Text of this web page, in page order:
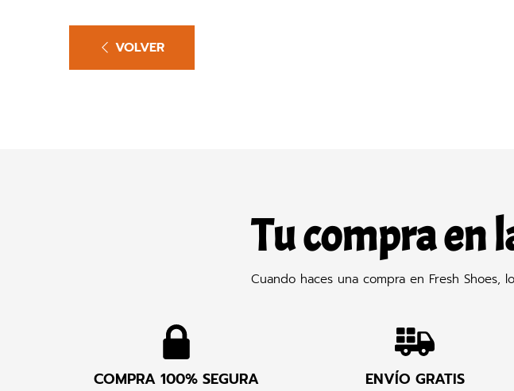
VOLVER
Tu compra en
Cuando haces una compra en Fresh Shoes,
COMPRA 100% SEGURA ENVÍO GRATIS